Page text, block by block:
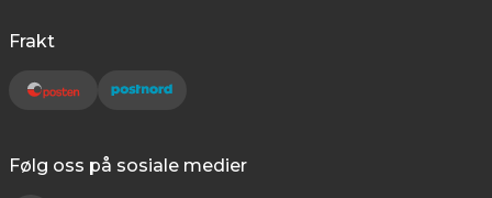
Frakt
Følg oss på sosiale medier